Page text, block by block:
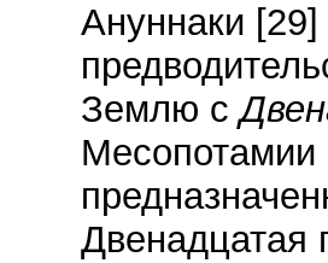
Ануннаки [29]
Землю с
Двенадцатая